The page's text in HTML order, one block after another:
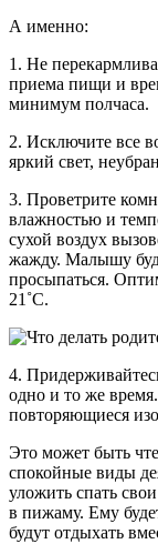
А именно:
1. Не
приема пищи и
минимум полчаса.
2. Исключите все
яркий свет,
3. Проветрите
влажностью и
сухой воздух
жажду. Малышу
просыпаться.
21˚С.
4.
одно и то же
повторяющиеся
Это может быть
спокойные виды
уложить спать
в пижаму. Ему
будут отдыхать